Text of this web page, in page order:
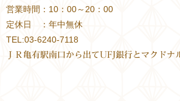
営業時間： 10 ： 00～20 ： 00
定休日 ：年中無休
TEL:03-6240-7118
ＪＲ亀有駅南口から出てUFJ銀行とマクドナ